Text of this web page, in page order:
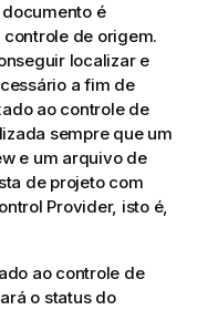
é
de origem.
localizar e
a fim de
ao controle de
sempre que um
e um arquivo de
de projeto com
Provider, isto é,
ao controle de
o status do